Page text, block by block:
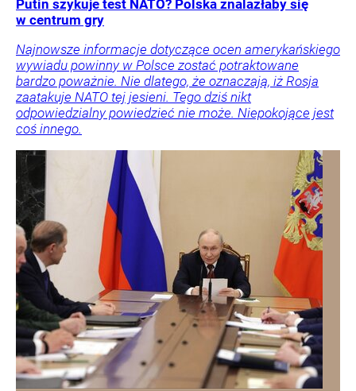
Putin szykuje test NATO? Polska znalazłaby się
w centrum gry
Najnowsze informacje dotyczące ocen amerykańskiego
wywiadu powinny w Polsce zostać potraktowane
bardzo poważnie. Nie dlatego, że oznaczają, iż Rosja
zaatakuje NATO tej jesieni. Tego dziś nikt
odpowiedzialny powiedzieć nie może. Niepokojące jest
coś innego.